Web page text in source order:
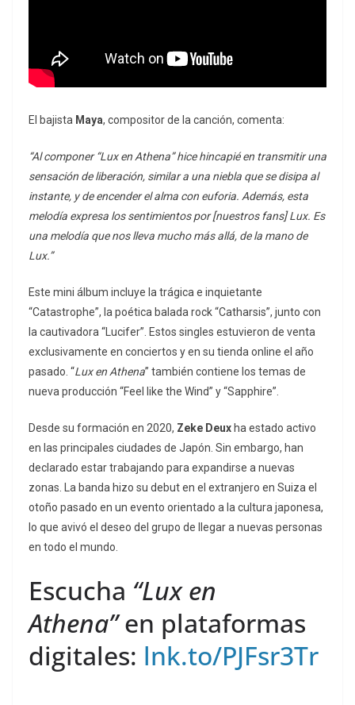
El bajista Maya, compositor de la canción, comenta:
“Al componer “Lux en Athena” hice hincapié en transmitir una
sensación de liberación, similar a una niebla que se disipa al
instante, y de encender el alma con euforia. Además, esta
melodía expresa los sentimientos por [nuestros fans] Lux. Es
una melodía que nos lleva mucho más allá, de la mano de
Lux.”
Este mini álbum incluye la trágica e inquietante
“Catastrophe”, la poética balada rock “Catharsis”, junto con
la cautivadora “Lucifer”. Estos singles estuvieron de venta
exclusivamente en conciertos y en su tienda online el año
pasado. “Lux en Athena” también contiene los temas de
nueva producción “Feel like the Wind” y “Sapphire”.
Desde su formación en 2020, Zeke Deux ha estado activo
en las principales ciudades de Japón. Sin embargo, han
declarado estar trabajando para expandirse a nuevas
zonas. La banda hizo su debut en el extranjero en Suiza el
otoño pasado en un evento orientado a la cultura japonesa,
lo que avivó el deseo del grupo de llegar a nuevas personas
en todo el mundo.
Escucha “Lux en
Athena”en plataformas
digitales: lnk.to/PJFsr3Tr